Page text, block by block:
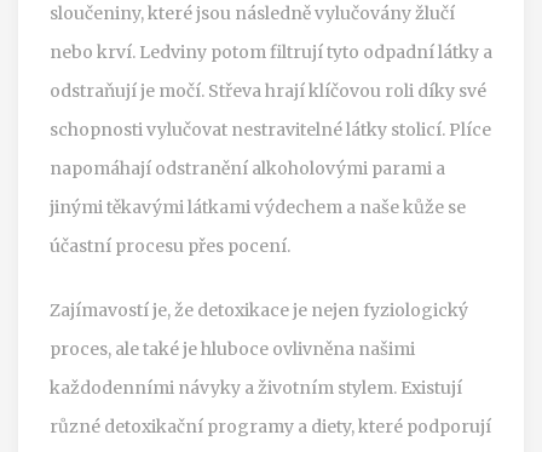
sloučeniny, které jsou následně vylučovány žlučí
nebo krví. Ledviny potom filtrují tyto odpadní látky a
odstraňují je močí. Střeva hrají klíčovou roli díky své
schopnosti vylučovat nestravitelné látky stolicí. Plíce
napomáhají odstranění alkoholovými parami a
jinými těkavými látkami výdechem a naše kůže se
účastní procesu přes pocení.
Zajímavostí je, že detoxikace je nejen fyziologický
proces, ale také je hluboce ovlivněna našimi
každodenními návyky a životním stylem. Existují
různé detoxikační programy a diety, které podporují